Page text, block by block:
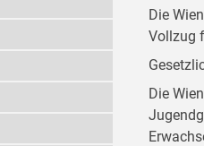
Die
Vollzug
Die